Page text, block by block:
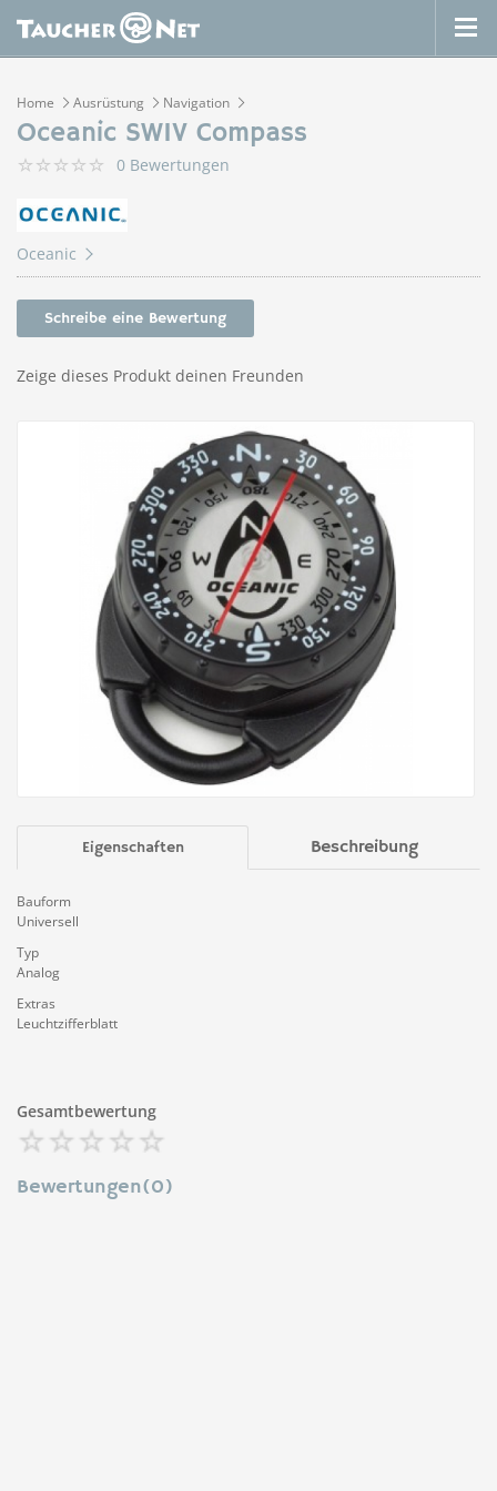
Home Ausrüstung Navigation
Oceanic SWIV Compass
0 Bewertungen
Oceanic
Schreibe eine Bewertung
Zeige dieses Produkt deinen Freunden
Eigenschaften Beschreibung
Bauform
Universell
Typ
Analog
Extras
Leuchtzifferblatt
Gesamtbewertung
Bewertungen(0)